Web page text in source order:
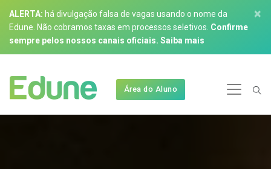
ALERTA: há divulgação falsa de vagas usando o nome da
Edune. Não cobramos taxas em processos seletivos. Confirme
sempre pelos nossos canais oficiais. Saiba mais
×
Área do Aluno